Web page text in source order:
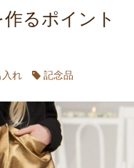
るポイント
れ 記念品